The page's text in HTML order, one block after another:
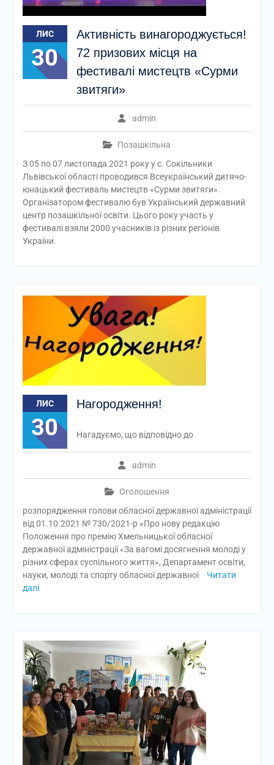
ЛИС
30
Активність винагороджується!
72 призових місця на
фестивалі мистецтв «Сурми
звитяги»
admin
Позашкільна
З 05 по 07 листопада 2021 року у с. Сокільники
Львівської області проводився Всеукраїнський дитячо-
юнацький фестиваль мистецтв «Сурми звитяги».
Організатором фестивалю був Український державний
центр позашкільної освіти. Цього року участь у
фестивалі взяли 2000 учасників із різних регіонів
України.
ЛИС
30
Нагородження!
admin
Оголошення
Нагадуємо, що відповідно до
розпорядження голови обласної державної адміністрації
від 01.10.2021 № 730/2021-р «Про нову редакцію
Положення про премію Хмельницької обласної
державної адміністрації «За вагомі досягнення молоді у
різних сферах суспільного життя», Департамент освіти,
науки, молоді та спорту обласної державної
Читати
далі